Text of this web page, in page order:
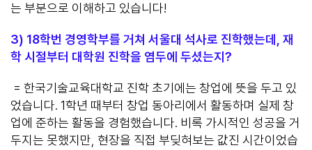
는 부분으로 이해하고 있습니다!
3) 18학번 경영학부를 거쳐 서울대 석사로 진학했는데, 재
학 시절부터 대학원 진학을 염두에 두셨는지?
= 한국기술교육대학교 진학 초기에는 창업에 뜻을 두고 있
었습니다. 1학년 때부터 창업 동아리에서 활동하며 실제 창
업에 준하는 활동을 경험했습니다. 비록 가시적인 성공을 거
두지는 못했지만, 현장을 직접 부딪혀보는 값진 시간이었습